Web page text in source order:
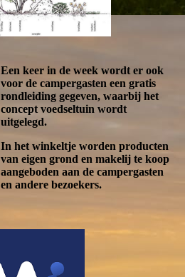
Een keer in de week wordt er ook
voor de campergasten een gratis
rondleiding gegeven, waarbij het
concept voedseltuin wordt
uitgelegd.
In het winkeltje worden producten
van eigen grond en makelij te koop
aangeboden aan de campergasten
en andere bezoekers.